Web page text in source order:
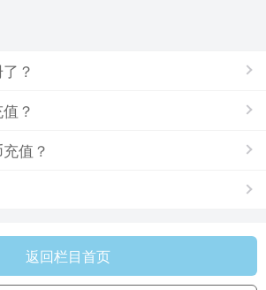
？
？
值？
返回栏目首页